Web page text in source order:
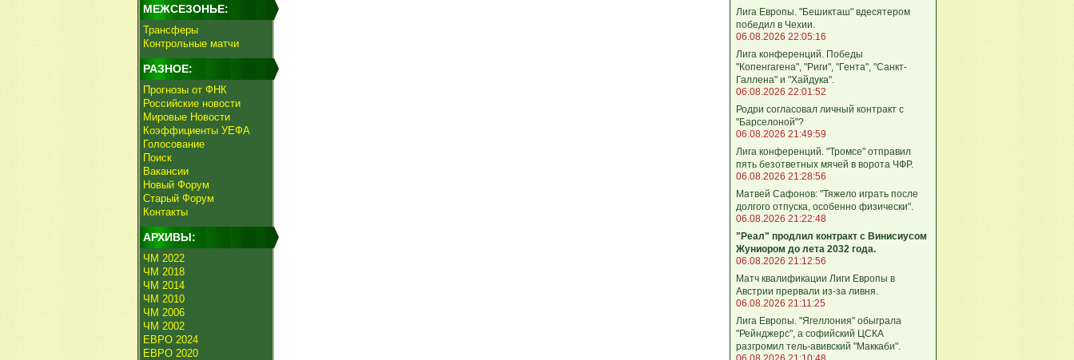
МЕЖСЕЗОНЬЕ:
Трансферы
Контрольные матчи
РАЗНОЕ:
Прогнозы от ФНК
Российские новости
Мировые Новости
Коэффициенты УЕФА
Голосование
Поиск
Вакансии
Новый Форум
Старый Форум
Контакты
АРХИВЫ:
ЧМ 2022
ЧМ 2018
ЧМ 2014
ЧМ 2010
ЧМ 2006
ЧМ 2002
ЕВРО 2024
ЕВРО 2020
Лига Европы. "Бешикташ" вдесятером
победил в Чехии.
06.08.2026 22:05:16
Лига конференций. Победы
"Копенгагена", "Риги", "Гента", "Санкт-
Галлена" и "Хайдука".
06.08.2026 22:01:52
Родри согласовал личный контракт с
"Барселоной"?
06.08.2026 21:49:59
Лига конференций. "Тромсе" отправил
пять безответных мячей в ворота ЧФР.
06.08.2026 21:28:56
Матвей Сафонов: "Тяжело играть после
долгого отпуска, особенно физически".
06.08.2026 21:22:48
"Реал" продлил контракт с Винисиусом
Жуниором до лета 2032 года.
06.08.2026 21:12:56
Матч квалификации Лиги Европы в
Австрии прервали из-за ливня.
06.08.2026 21:11:25
Лига Европы. "Ягеллония" обыграла
"Рейнджерс", а софийский ЦСКА
разгромил тель-авивский "Маккаби".